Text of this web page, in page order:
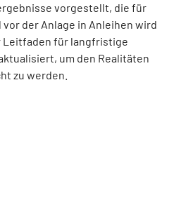
vorgestellt, die für
vor der Anlage in Anleihen wird
Leitfaden für langfristige
um den Realitäten
zu werden.